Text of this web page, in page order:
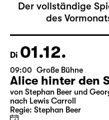
Der vollständige
des
Di 01.12.
09:00 Große Bühne
Alice hinter den
von Stephan Beer und
nach Lewis Carroll
Regie: Stephan Beer